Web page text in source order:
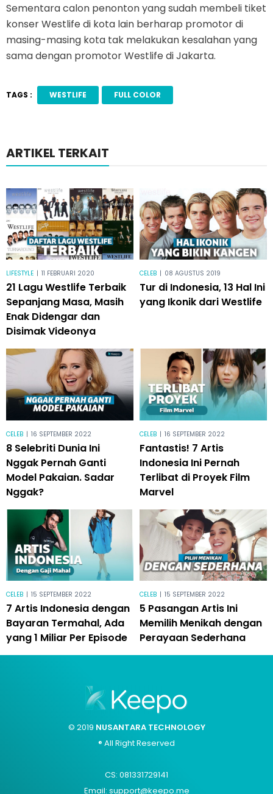
Sementara calon penonton yang sudah membeli tiket
konser Westlife di kota lain berharap promotor di
masing-masing kota tak melakukan kesalahan yang
sama dengan promotor Westlife di Jakarta.
TAGS : WESTLIFE FULL COLOR
ARTIKEL TERKAIT
LIFESTYLE | 11 FEBRUARI 2020
21 Lagu Westlife Terbaik
Sepanjang Masa, Masih
Enak Didengar dan
Disimak Videonya
CELEB | 08 AGUSTUS 2019
Tur di Indonesia, 13 Hal Ini
yang Ikonik dari Westlife
CELEB | 16 SEPTEMBER 2022
8 Selebriti Dunia Ini
Nggak Pernah Ganti
Model Pakaian. Sadar
Nggak?
CELEB | 16 SEPTEMBER 2022
Fantastis! 7 Artis
Indonesia Ini Pernah
Terlibat di Proyek Film
Marvel
CELEB | 15 SEPTEMBER 2022
7 Artis Indonesia dengan
Bayaran Termahal, Ada
yang 1 Miliar Per Episode
CELEB | 15 SEPTEMBER 2022
5 Pasangan Artis Ini
Memilih Menikah dengan
Perayaan Sederhana
© 2019 NUSANTARA TECHNOLOGY
® All Right Reserved
CS: 081331729141
Email: support@keepo.me